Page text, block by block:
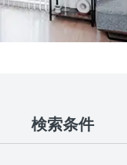
検索条件